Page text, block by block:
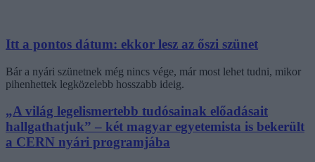
Itt a pontos dátum: ekkor lesz az őszi szünet
Bár a nyári szünetnek még nincs vége, már most lehet tudni, mikor
pihenhettek legközelebb hosszabb ideig.
„A világ legelismertebb tudósainak előadásait
hallgathatjuk” – két magyar egyetemista is bekerült
a CERN nyári programjába